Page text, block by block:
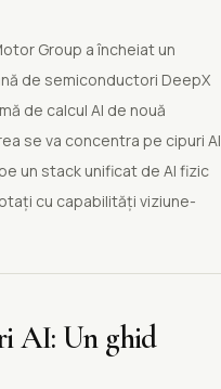
Group a încheiat un
de semiconductori DeepX
de calcul AI de nouă
se va concentra pe cipuri AI
un stack unificat de AI fizic
cu capabilități viziune-
AI: Un ghid